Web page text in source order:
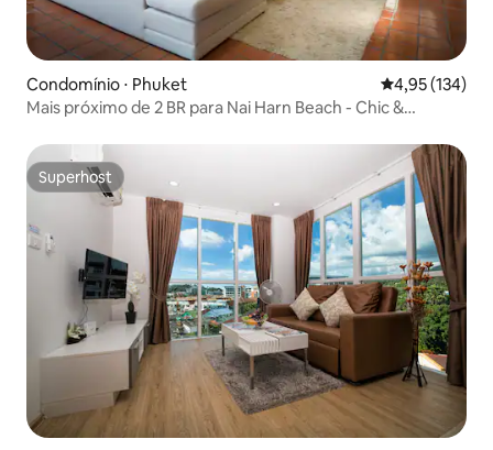
Condomínio ⋅ Phuket 4,95 de uma
4,95 (134)
Mais próximo de 2 BR para Nai Harn Beach - Chic &
Superhost
Superhost